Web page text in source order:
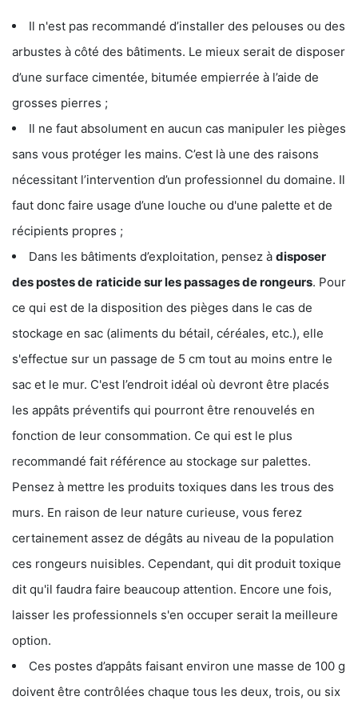
Il n'est pas recommandé d’installer des pelouses ou des
arbustes à côté des bâtiments. Le mieux serait de disposer
d’une surface cimentée, bitumée empierrée à l’aide de
grosses pierres ;
Il ne faut absolument en aucun cas manipuler les pièges
sans vous protéger les mains. C’est là une des raisons
nécessitant l’intervention d’un professionnel du domaine. Il
faut donc faire usage d’une louche ou d'une palette et de
récipients propres ;
Dans les bâtiments d’exploitation, pensez à disposer
des postes de raticide sur les passages de rongeurs. Pour
ce qui est de la disposition des pièges dans le cas de
stockage en sac (aliments du bétail, céréales, etc.), elle
s'effectue sur un passage de 5 cm tout au moins entre le
sac et le mur. C'est l’endroit idéal où devront être placés
les appâts préventifs qui pourront être renouvelés en
fonction de leur consommation. Ce qui est le plus
recommandé fait référence au stockage sur palettes.
Pensez à mettre les produits toxiques dans les trous des
murs. En raison de leur nature curieuse, vous ferez
certainement assez de dégâts au niveau de la population
ces rongeurs nuisibles. Cependant, qui dit produit toxique
dit qu'il faudra faire beaucoup attention. Encore une fois,
laisser les professionnels s'en occuper serait la meilleure
option.
Ces postes d’appâts faisant environ une masse de 100 g
doivent être contrôlées chaque tous les deux, trois, ou six